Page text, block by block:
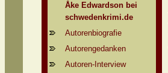
Åke Edwardson bei
schwedenkrimi.de
Autorenbiografie
Autorengedanken
Autoren-Interview